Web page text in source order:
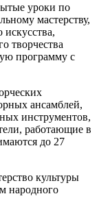
уроки по
мастерству,
творчества
программу с
ансамблей,
инструментов,
работающие в
до 27
культуры
народного